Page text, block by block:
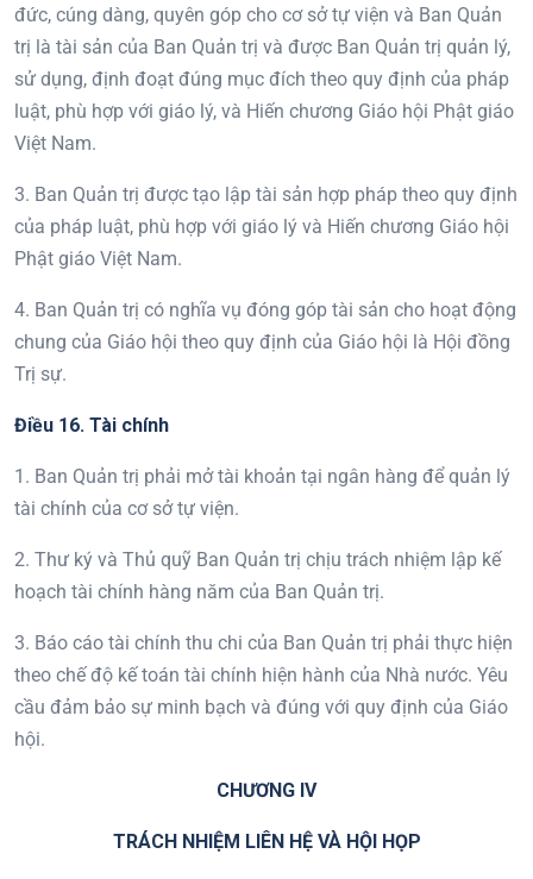
đức, cúng dàng, quyên góp cho cơ sở tự viện và Ban Quản
trị là tài sản của Ban Quản trị và được Ban Quản trị quản lý,
sử dụng, định đoạt đúng mục đích theo quy định của pháp
luật, phù hợp với giáo lý, và Hiến chương Giáo hội Phật giáo
Việt Nam.
3. Ban Quản trị được tạo lập tài sản hợp pháp theo quy định
của pháp luật, phù hợp với giáo lý và Hiến chương Giáo hội
Phật giáo Việt Nam.
4. Ban Quản trị có nghĩa vụ đóng góp tài sản cho hoạt động
chung của Giáo hội theo quy định của Giáo hội là Hội đồng
Trị sự.
Điều 16. Tài chính
1. Ban Quản trị phải mở tài khoản tại ngân hàng để quản lý
tài chính của cơ sở tự viện.
2. Thư ký và Thủ quỹ Ban Quản trị chịu trách nhiệm lập kế
hoạch tài chính hàng năm của Ban Quản trị.
3. Báo cáo tài chính thu chi của Ban Quản trị phải thực hiện
theo chế độ kế toán tài chính hiện hành của Nhà nước. Yêu
cầu đảm bảo sự minh bạch và đúng với quy định của Giáo
hội.
CHƯƠNG IV
TRÁCH NHIỆM LIÊN HỆ VÀ HỘI HỌP